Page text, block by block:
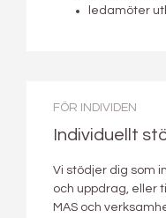
ledamöter
FÖR INDIVIDEN
Individuellt
Vi stödjer dig som
och uppdrag, eller
MAS och